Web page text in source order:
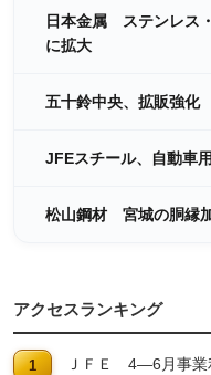
日本金属 ステンレス
に拡大
五十鈴中央、拡販強
JFEスチール、自動車
松山鋼材 宮城の胴縁
アクセスランキング
ＪＦＥ 4―6月事業